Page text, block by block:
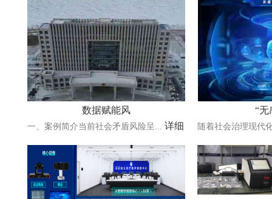
数据赋能风
一、案例简介当前社会矛盾风险呈... 详细
“无
随着社会治理现代